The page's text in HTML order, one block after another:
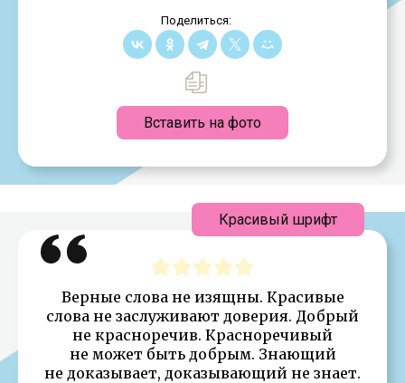
Поделиться:
Вставить на фото
Верные слова не изящны. Красивые
слова не заслуживают доверия. Добрый
не красноречив. Красноречивый
не может быть добрым. Знающий
не доказывает, доказывающий не знает.
Красивый шрифт